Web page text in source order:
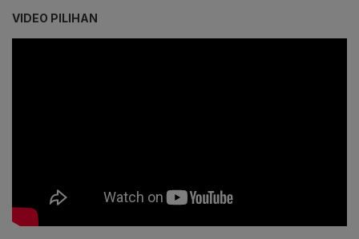
VIDEO PILIHAN